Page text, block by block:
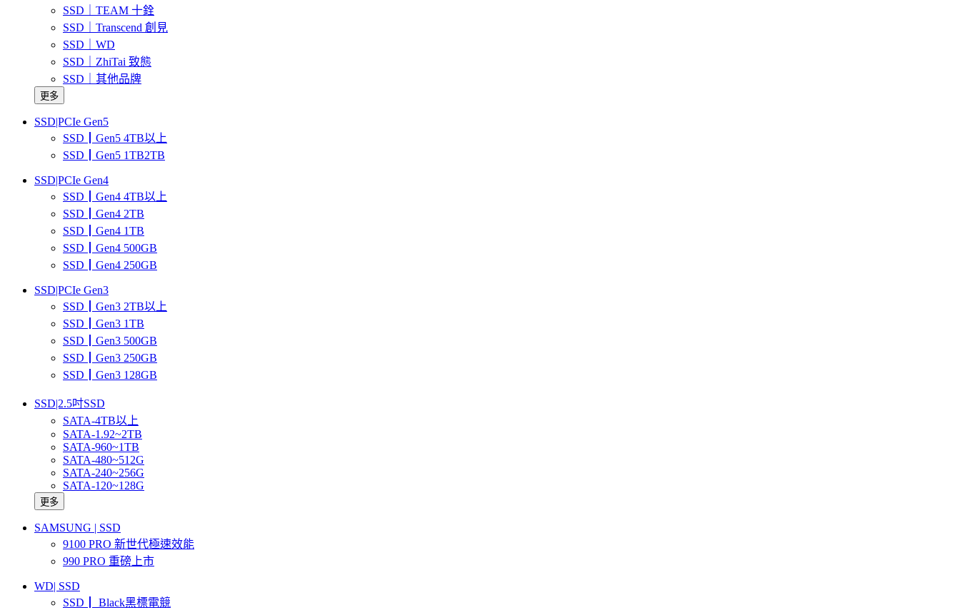
SSD｜TEAM 十銓
SSD｜Transcend 創見
SSD｜WD
SSD｜ZhiTai 致態
SSD｜其他品牌
更多
SSD|PCIe Gen5
SSD┃Gen5 4TB以上
SSD┃Gen5 1TB2TB
SSD|PCIe Gen4
SSD┃Gen4 4TB以上
SSD┃Gen4 2TB
SSD┃Gen4 1TB
SSD┃Gen4 500GB
SSD┃Gen4 250GB
SSD|PCIe Gen3
SSD┃Gen3 2TB以上
SSD┃Gen3 1TB
SSD┃Gen3 500GB
SSD┃Gen3 250GB
SSD┃Gen3 128GB
SSD|2.5吋SSD
SATA-4TB以上
SATA-1.92~2TB
SATA-960~1TB
SATA-480~512G
SATA-240~256G
SATA-120~128G
更多
SAMSUNG | SSD
9100 PRO 新世代極速效能
990 PRO 重磅上市
WD| SSD
SSD┃ Black黑標電競